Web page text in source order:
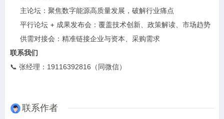
主论坛：聚焦数字能源高质量发展，破解行业痛点
平行论坛 + 成果发布会：覆盖技术创新、政策解读、市场趋势
供需对接会：精准链接企业与资本、采购需求
联系我们
📞 张经理：19116392816（同微信）
联系作者